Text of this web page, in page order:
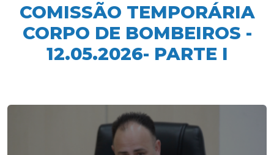
COMISSÃO TEMPORÁRIA
CORPO DE BOMBEIROS -
12.05.2026- PARTE I